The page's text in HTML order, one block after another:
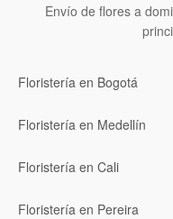
Envío de flores a
Floristería en Bogotá
Floristería en Medellín
Floristería en Cali
Floristería en Pereira